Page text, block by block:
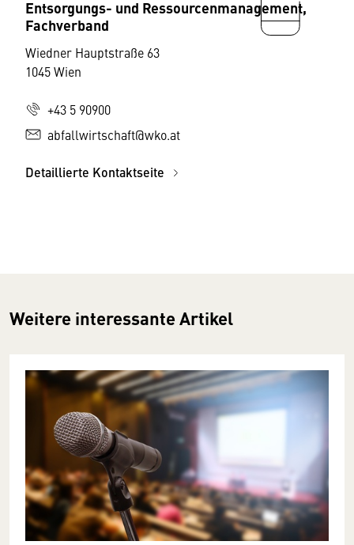
Entsorgungs- und Ressourcenmanagement,
Fachverband
Wiedner Hauptstraße 63
1045 Wien
+43 5 90900
abfallwirtschaft@wko.at
Detaillierte Kontaktseite
Weitere interessante Artikel